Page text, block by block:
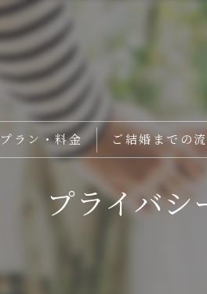
プラン・料金 ご結婚までの
プライバシ